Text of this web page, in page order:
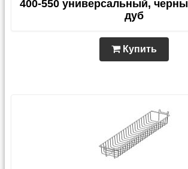
400-550 универсальный,
дуб
Купить